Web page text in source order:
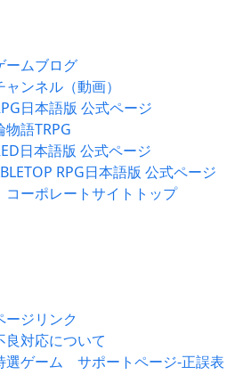
ームブログ
ンネル（動画）
日本語版 公式ページ
語TRPG
日本語版 公式ページ
RPG日本語版 公式ページ
ーポレートサイトトップ
ージリンク
良対応について
選ゲーム サポートページ-正誤表